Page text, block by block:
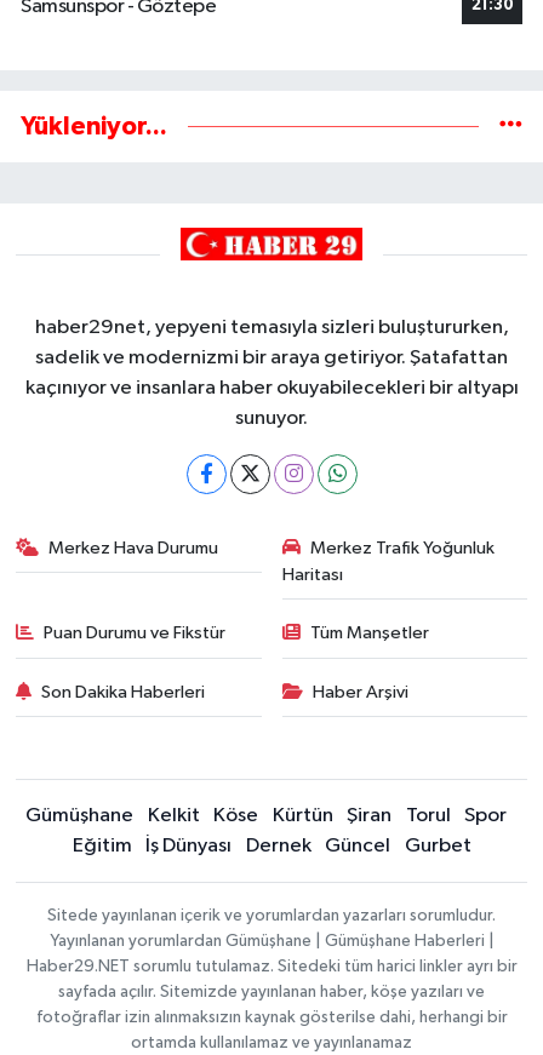
Samsunspor - Göztepe
21:30
Yükleniyor...
haber29net, yepyeni temasıyla sizleri buluştururken,
sadelik ve modernizmi bir araya getiriyor. Şatafattan
kaçınıyor ve insanlara haber okuyabilecekleri bir altyapı
sunuyor.
Merkez Hava Durumu
Merkez Trafik Yoğunluk
Haritası
Puan Durumu ve Fikstür Tüm Manşetler
Son Dakika Haberleri Haber Arşivi
Gümüşhane Kelkit Köse Kürtün Şiran Torul
Spor
Eğitim
İş Dünyası Dernek Güncel Gurbet
Sitede yayınlanan içerik ve yorumlardan yazarları sorumludur.
Yayınlanan yorumlardan Gümüşhane | Gümüşhane Haberleri |
Haber29.NET sorumlu tutulamaz. Sitedeki tüm harici linkler ayrı bir
sayfada açılır. Sitemizde yayınlanan haber, köşe yazıları ve
fotoğraflar izin alınmaksızın kaynak gösterilse dahi, herhangi bir
ortamda kullanılamaz ve yayınlanamaz